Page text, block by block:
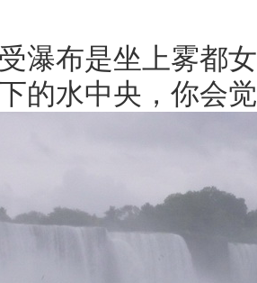
瀑布是坐上雾都
的水中央，你会